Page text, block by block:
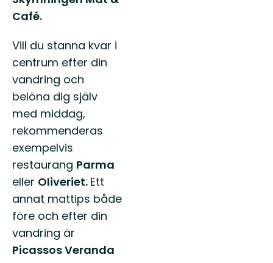
Café.
Vill du stanna kvar i
centrum efter din
vandring och
belöna dig själv
med middag,
rekommenderas
exempelvis
restaurang Parma
eller OIiveriet. Ett
annat mattips både
före och efter din
vandring är
Picassos Veranda